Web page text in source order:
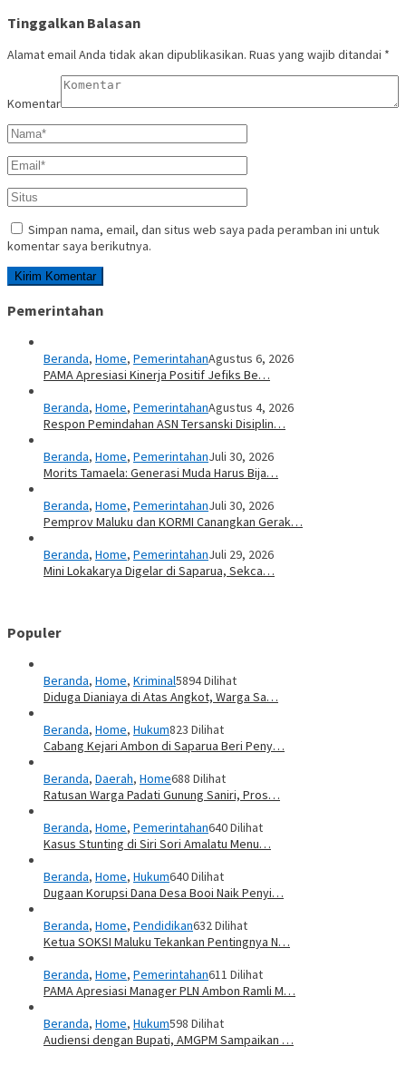
Tinggalkan Balasan
Alamat email Anda tidak akan dipublikasikan. Ruas yang wajib ditandai *
Komentar
Simpan nama, email, dan situs web saya pada peramban ini untuk
komentar saya berikutnya.
Pemerintahan
Beranda, Home, PemerintahanAgustus 6, 2026
PAMA Apresiasi Kinerja Positif Jefiks Be…
Beranda, Home, PemerintahanAgustus 4, 2026
Respon Pemindahan ASN Tersanski Disiplin…
Beranda, Home, PemerintahanJuli 30, 2026
Morits Tamaela: Generasi Muda Harus Bija…
Beranda, Home, PemerintahanJuli 30, 2026
Pemprov Maluku dan KORMI Canangkan Gerak…
Beranda, Home, PemerintahanJuli 29, 2026
Mini Lokakarya Digelar di Saparua, Sekca…
Populer
Beranda, Home, Kriminal5894 Dilihat
Diduga Dianiaya di Atas Angkot, Warga Sa…
Beranda, Home, Hukum823 Dilihat
Cabang Kejari Ambon di Saparua Beri Peny…
Beranda, Daerah, Home688 Dilihat
Ratusan Warga Padati Gunung Saniri, Pros…
Beranda, Home, Pemerintahan640 Dilihat
Kasus Stunting di Siri Sori Amalatu Menu…
Beranda, Home, Hukum640 Dilihat
Dugaan Korupsi Dana Desa Booi Naik Penyi…
Beranda, Home, Pendidikan632 Dilihat
Ketua SOKSI Maluku Tekankan Pentingnya N…
Beranda, Home, Pemerintahan611 Dilihat
PAMA Apresiasi Manager PLN Ambon Ramli M…
Beranda, Home, Hukum598 Dilihat
Audiensi dengan Bupati, AMGPM Sampaikan …